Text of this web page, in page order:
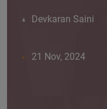
Devkaran Saini
21 Nov, 2024